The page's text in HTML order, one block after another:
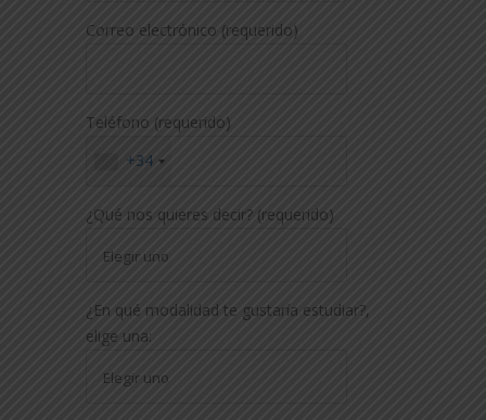
Correo electrónico (requerido)
Teléfono (requerido)
+34
¿Qué nos quieres decir? (requerido)
¿En qué modalidad te gustaría estudiar?,
elige una: